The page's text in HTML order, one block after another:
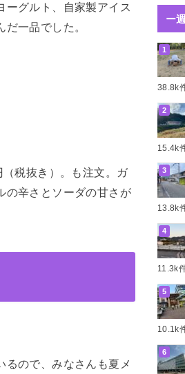
ーグルト、自家製アイス
一品でした。
税抜き）。も注文。ガ
の辛さとソーダの甘さが
るので、みなさんも夏メ
ー
38.8k
15.4k
13.8k
11.3k
10.1k